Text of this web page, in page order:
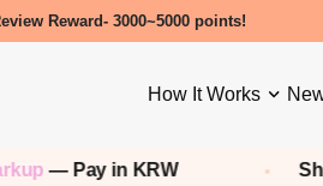
friends get a 5000 Welcome points!
Reward- 3000~5000 points!
How It Works
Pay in KRW Shop